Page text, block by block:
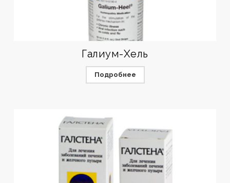
Галиум-Хель
Подробнее